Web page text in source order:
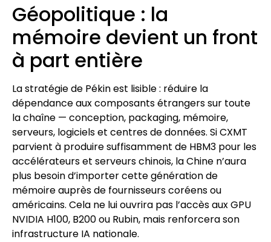
Géopolitique : la
mémoire devient un front
à part entière
La stratégie de Pékin est lisible : réduire la
dépendance aux composants étrangers sur toute
la chaîne — conception, packaging, mémoire,
serveurs, logiciels et centres de données. Si CXMT
parvient à produire suffisamment de HBM3 pour les
accélérateurs et serveurs chinois, la Chine n’aura
plus besoin d’importer cette génération de
mémoire auprès de fournisseurs coréens ou
américains. Cela ne lui ouvrira pas l’accès aux GPU
NVIDIA H100, B200 ou Rubin, mais renforcera son
infrastructure IA nationale.